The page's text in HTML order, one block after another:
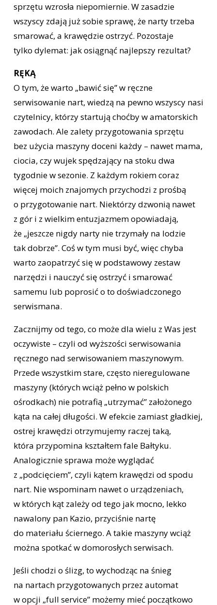
sprzętu wzrosła niepomiernie. W zasadzie
wszyscy zdają już sobie sprawę, że narty trzeba
smarować, a krawędzie ostrzyć. Pozostaje
tylko dylemat: jak osiągnąć najlepszy rezultat?
RĘKĄ
O tym, że warto „bawić się” w ręczne
serwisowanie nart, wiedzą na pewno wszyscy nasi
czytelnicy, którzy startują choćby w amatorskich
zawodach. Ale zalety przygotowania sprzętu
bez użycia maszyny doceni każdy – nawet mama,
ciocia, czy wujek spędzający na stoku dwa
tygodnie w sezonie. Z każdym rokiem coraz
więcej moich znajomych przychodzi z prośbą
o przygotowanie nart. Niektórzy dzwonią nawet
z gór i z wielkim entuzjazmem opowiadają,
że „jeszcze nigdy narty nie trzymały na lodzie
tak dobrze”. Coś w tym musi być, więc chyba
warto zaopatrzyć się w podstawowy zestaw
narzędzi i nauczyć się ostrzyć i smarować
samemu lub poprosić o to doświadczonego
serwismana.
Zacznijmy od tego, co może dla wielu z Was jest
oczywiste – czyli od wyższości serwisowania
ręcznego nad serwisowaniem maszynowym.
Przede wszystkim stare, często nieregulowane
maszyny (których wciąż pełno w polskich
ośrodkach) nie potrafią „utrzymać” założonego
kąta na całej długości. W efekcie zamiast gładkiej,
ostrej krawędzi otrzymujemy raczej taką,
która przypomina kształtem fale Bałtyku.
Analogicznie sprawa może wyglądać
z „podcięciem”, czyli kątem krawędzi od spodu
nart. Nie wspominam nawet o urządzeniach,
w których kąt zależy od tego jak mocno, lekko
nawalony pan Kazio, przyciśnie nartę
do materiału ściernego. A takie maszyny wciąż
można spotkać w domorosłych serwisach.
Jeśli chodzi o ślizg, to wychodząc na śnieg
na nartach przygotowanych przez automat
w opcji „full service” możemy mieć początkowo